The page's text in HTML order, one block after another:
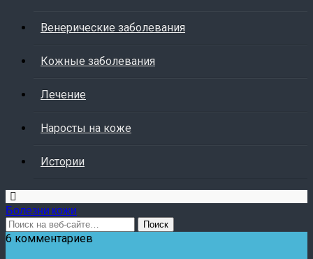
Венерические заболевания
Кожные заболевания
Лечение
Наросты на коже
Истории
Болезни кожи
6 комментариев